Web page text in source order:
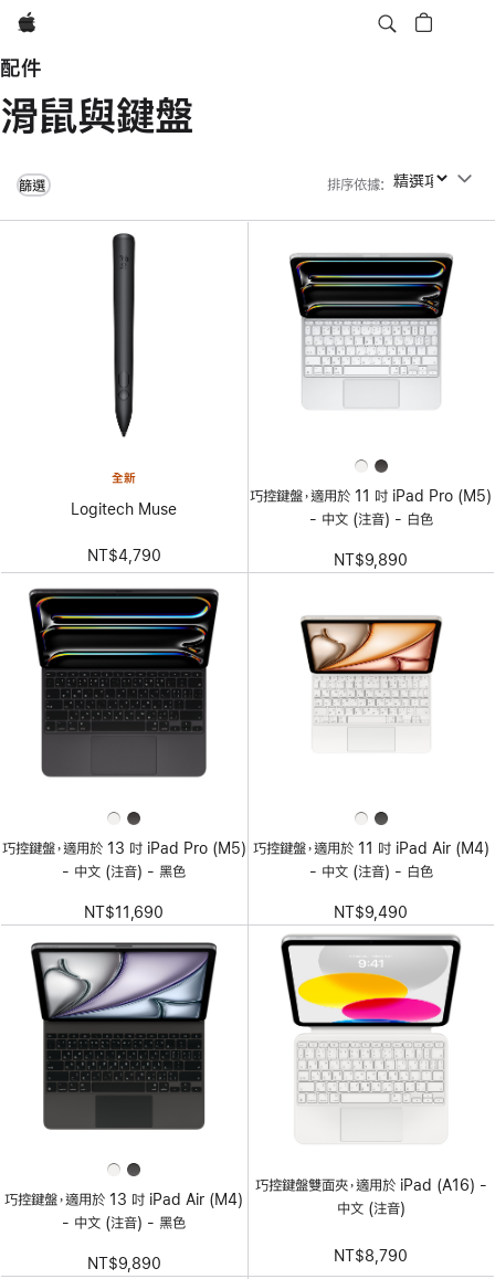
Apple
配件
滑鼠與鍵盤
篩選 排序依據: 排序依據
全新
Logitech Muse
NT$4,790
巧控鍵盤，適用於 11 吋 iPad Pro (M5)
- 中文 (注音) - 白色
NT$9,890
巧控鍵盤，適用於 13 吋 iPad Pro (M5)
- 中文 (注音) - 黑色
NT$11,690
巧控鍵盤，適用於 11 吋 iPad Air (M4)
- 中文 (注音) - 白色
NT$9,490
巧控鍵盤，適用於 13 吋 iPad Air (M4)
- 中文 (注音) - 黑色
NT$9,890
巧控鍵盤雙面夾，適用於 iPad (A16) -
中文 (注音)
NT$8,790